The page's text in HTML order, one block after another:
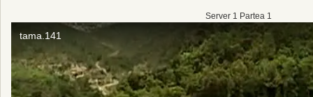
Server 1 Partea 1